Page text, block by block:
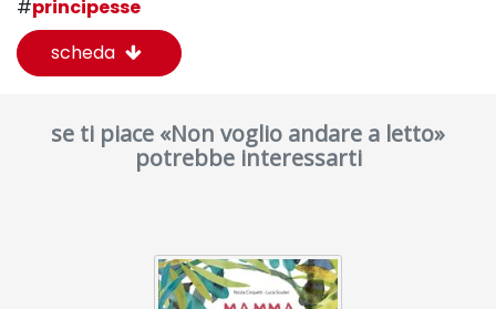
#principesse
scheda
se ti piace «Non voglio andare a letto»
potrebbe interessarti